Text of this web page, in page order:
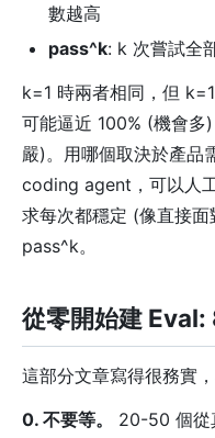
數越高
pass^k: k 次嘗試全
k=1 時兩者相同，但
可能逼近 100% (機會
嚴)。用哪個取決於產品
coding agent，可以人
求每次都穩定 (像直接
pass^k。
從零開始建 Eval:
這部分文章寫得很務實
0. 不要等。
20-50 個從